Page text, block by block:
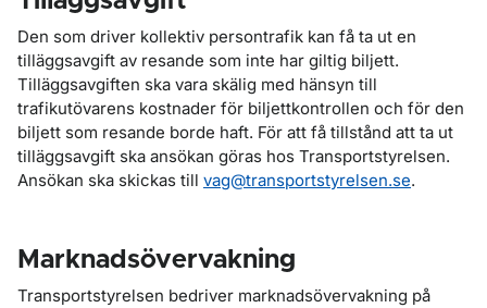
Den som driver kollektiv persontrafik kan få ta ut en
tilläggsavgift av resande som inte har giltig biljett.
Tilläggsavgiften ska vara skälig med hänsyn till
trafikutövarens kostnader för biljettkontrollen och för den
biljett som resande borde haft. För att få tillstånd att ta ut
tilläggsavgift ska ansökan göras hos Transportstyrelsen.
Ansökan ska skickas till vag@transportstyrelsen.se.
Marknadsövervakning
Transportstyrelsen bedriver marknadsövervakning på